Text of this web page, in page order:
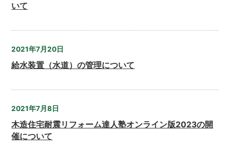
いて
2021年7月20日
給水装置（水道）の管理について
2021年7月8日
木造住宅耐震リフォーム達人塾オンライン版2023の開
催について